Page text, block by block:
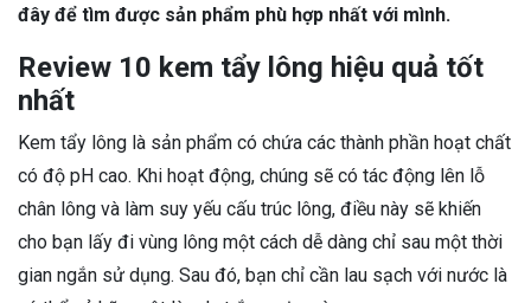
đây để tìm được sản phẩm phù hợp nhất với mình.
Review 10 kem tẩy lông hiệu quả tốt
nhất
Kem tẩy lông là sản phẩm có chứa các thành phần hoạt chất
có độ pH cao. Khi hoạt động, chúng sẽ có tác động lên lỗ
chân lông và làm suy yếu cấu trúc lông, điều này sẽ khiến
cho bạn lấy đi vùng lông một cách dễ dàng chỉ sau một thời
gian ngắn sử dụng. Sau đó, bạn chỉ cần lau sạch với nước là